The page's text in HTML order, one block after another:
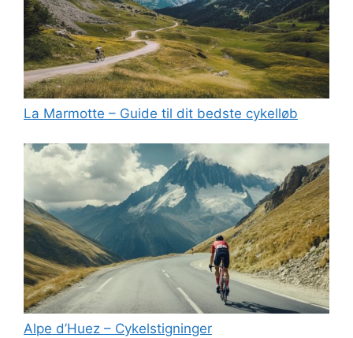
La Marmotte – Guide til dit bedste cykelløb
Alpe d’Huez – Cykelstigninger